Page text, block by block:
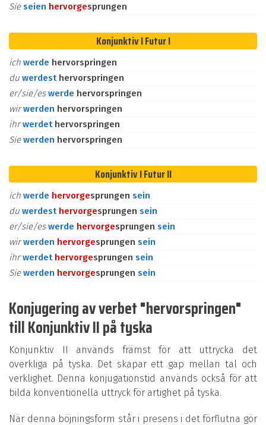
Sieseien hervorgesprungen
Konjunktiv I Futur I
ich werde hervorspringen
du werdest hervorspringen
er/sie/eswerde hervorspringen
wirwerden hervorspringen
ihrwerdet hervorspringen
Siewerden hervorspringen
Konjunktiv I Futur II
ich werde hervorgesprungen sein
du werdest hervorgesprungen sein
er/sie/eswerde hervorgesprungen sein
wirwerden hervorgesprungen sein
ihrwerdet hervorgesprungen sein
Siewerden hervorgesprungen sein
Konjugering av verbet "hervorspringen"
till Konjunktiv II på tyska
Konjunktiv II används främst för att uttrycka det
overkliga på tyska. Det skapar ett gap mellan tal och
verklighet. Denna konjugationstid används också för att
bilda konventionella uttryck för artighet på tyska.
När denna böjningsform står i presens i det förflutna gör